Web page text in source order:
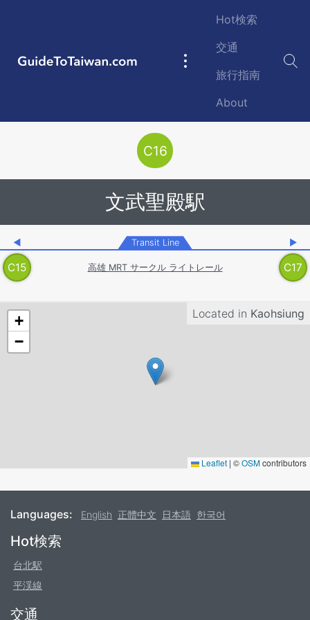
GuideToTaiwan.com
Main
Hot検索
交通
旅行指南
About
C16
文武聖殿駅
◀ Transit Line ▶
C15 高雄 MRT サークル ライトレール C17
Located in Kaohsiung
+
−
Leaflet | ©OSMcontributors
Languages: English 正體中文 日本語 한국어
Footer
Hot検索
台北駅
平渓線
交通